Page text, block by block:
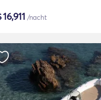
16,911 /nacht